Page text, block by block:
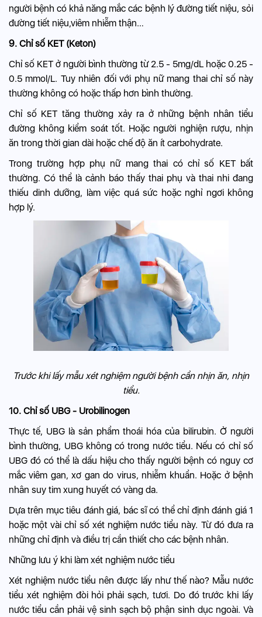
người bệnh có khả năng mắc các bệnh lý đường tiết niệu, sỏi
đường tiết niệu,viêm nhiễm thận…
9. Chỉ số KET (Keton)
Chỉ số KET ở người bình thường từ 2.5 - 5mg/dL hoặc 0.25 -
0.5 mmol/L. Tuy nhiên đối với phụ nữ mang thai chỉ số này
thường không có hoặc thấp hơn bình thường.
Chỉ số KET tăng thường xảy ra ở những bệnh nhân tiểu
đường không kiểm soát tốt. Hoặc người nghiện rượu, nhịn
ăn trong thời gian dài hoặc chế độ ăn ít carbohydrate.
Trong trường hợp phụ nữ mang thai có chỉ số KET bất
thường. Có thể là cảnh báo thấy thai phụ và thai nhi đang
thiếu dinh dưỡng, làm việc quá sức hoặc nghỉ ngơi không
hợp lý.
Trước khi lấy mẫu xét nghiệm người bệnh cần nhịn ăn, nhịn
tiểu.
10. Chỉ số UBG - Urobilinogen
Thực tế, UBG là sản phẩm thoái hóa của bilirubin. Ở người
bình thường, UBG không có trong nước tiểu. Nếu có chỉ số
UBG đó có thể là dấu hiệu cho thấy người bệnh có nguy cơ
mắcviêm gan, xơ gan do virus, nhiễm khuẩn. Hoặc ở bệnh
nhân suy tim xung huyết có vàng da.
Dựa trên mục tiêu đánh giá, bác sĩ có thể chỉ định đánh giá 1
hoặc một vài chỉ số xét nghiệm nước tiểu này. Từ đó đưa ra
những chỉ định và điều trị cần thiết cho các bệnh nhân.
Những lưu ý khi làm xét nghiệm nước tiểu
Xét nghiệm nước tiểu nên được lấy như thế nào? Mẫu nước
tiểu xét nghiệm đòi hỏi phải sạch, tươi. Do đó trước khi lấy
nước tiểu cần phải vệ sinh sạch bộ phận sinh dục ngoài. Và